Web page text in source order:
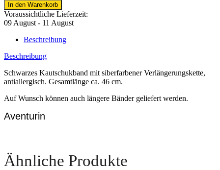
In den Warenkorb
Voraussichtliche Lieferzeit:
09 August - 11 August
Beschreibung
Beschreibung
Schwarzes Kautschukband mit siberfarbener Verlängerungskette,
antiallergisch. Gesamtlänge ca. 46 cm.
Auf Wunsch können auch längere Bänder geliefert werden.
Aventurin
Ähnliche Produkte